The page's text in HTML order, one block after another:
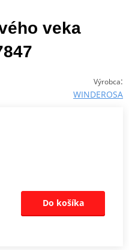
veka
Výrobca:
WINDEROSA
Do košíka